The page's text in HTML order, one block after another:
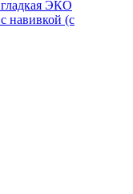
гладкая ЭКО
навивкой (с